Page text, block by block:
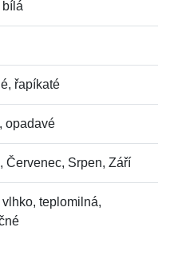
bílá
řapíkaté
opadavé
Červenec, Srpen, Září
teplomilná,